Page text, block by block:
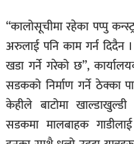
“कालोसूचीमा रहेका पप्पु
अरुलाई पनि काम गर्न दिदैन
खडा गर्ने गरेको छ”,
सडकको निर्माण गर्ने ठेक्का
केहीले बाटोमा
सडकमा मालबाहक